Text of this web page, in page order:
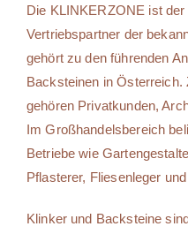
Die KLINKERZONE ist
Vertriebspartner der
gehört zu den führenden
Backsteinen in
gehören Privatkunden,
Im Großhandelsbereich
Betriebe wie
Pflasterer, Fliesenleger
Klinker und Backsteine